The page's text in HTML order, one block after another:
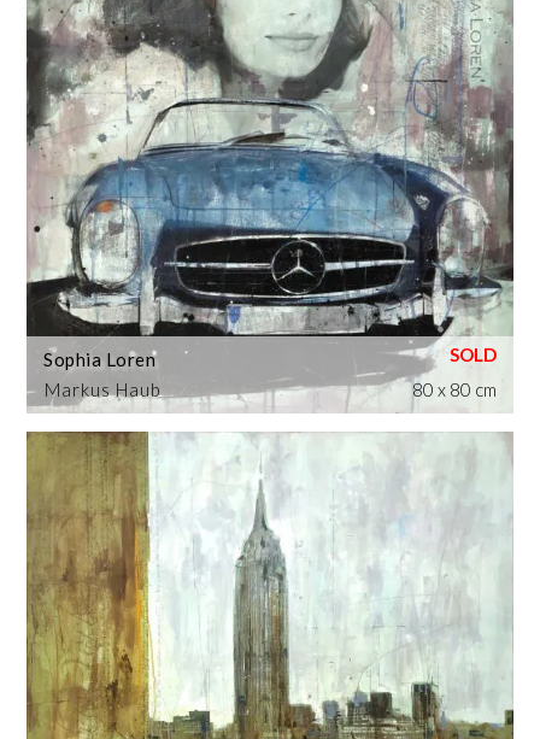
Markus Haub
Sophia Loren
80 x 80 cm